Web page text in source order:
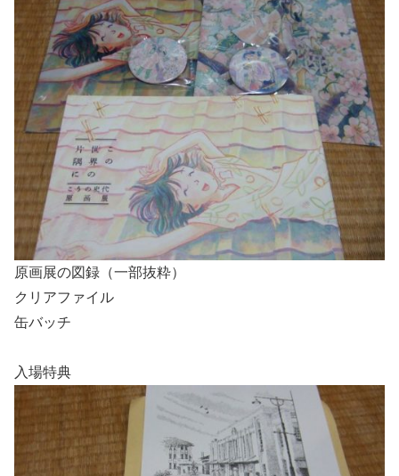
原画展の図録（一部抜粋）
クリアファイル
缶バッチ
入場特典